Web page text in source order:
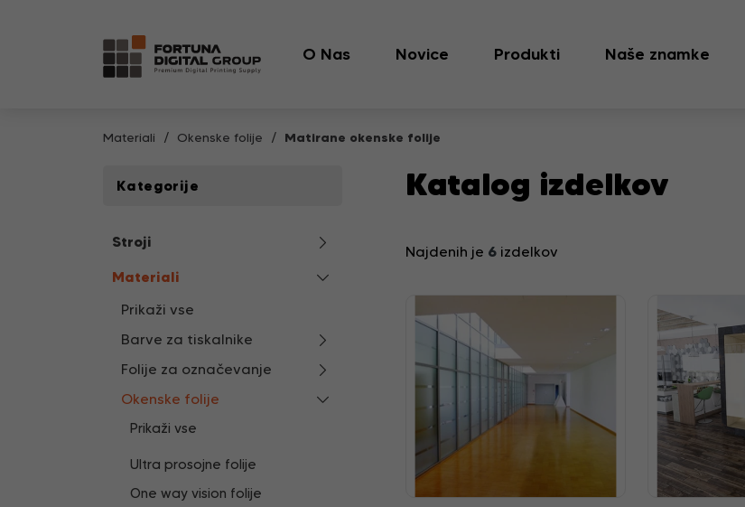
O Nas Novice Produkti Naše znamke
Materiali Okenske folije Matirane okenske folije
Kategorije
Stroji
Materiali
Prikaži vse
Barve za tiskalnike
Folije za označevanje
Okenske folije
Prikaži vse
Ultra prosojne folije
One way vision folije
Katalog izdelkov
Najdenih je 6izdelkov